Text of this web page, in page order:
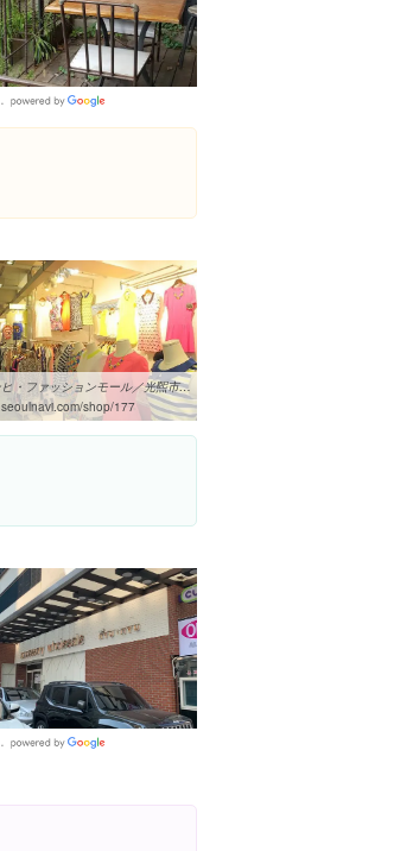
Places
クァンヒ・ファッションモール／光煕市場 | ショッピング・買物 ...
seoulnavi.com/shop/177